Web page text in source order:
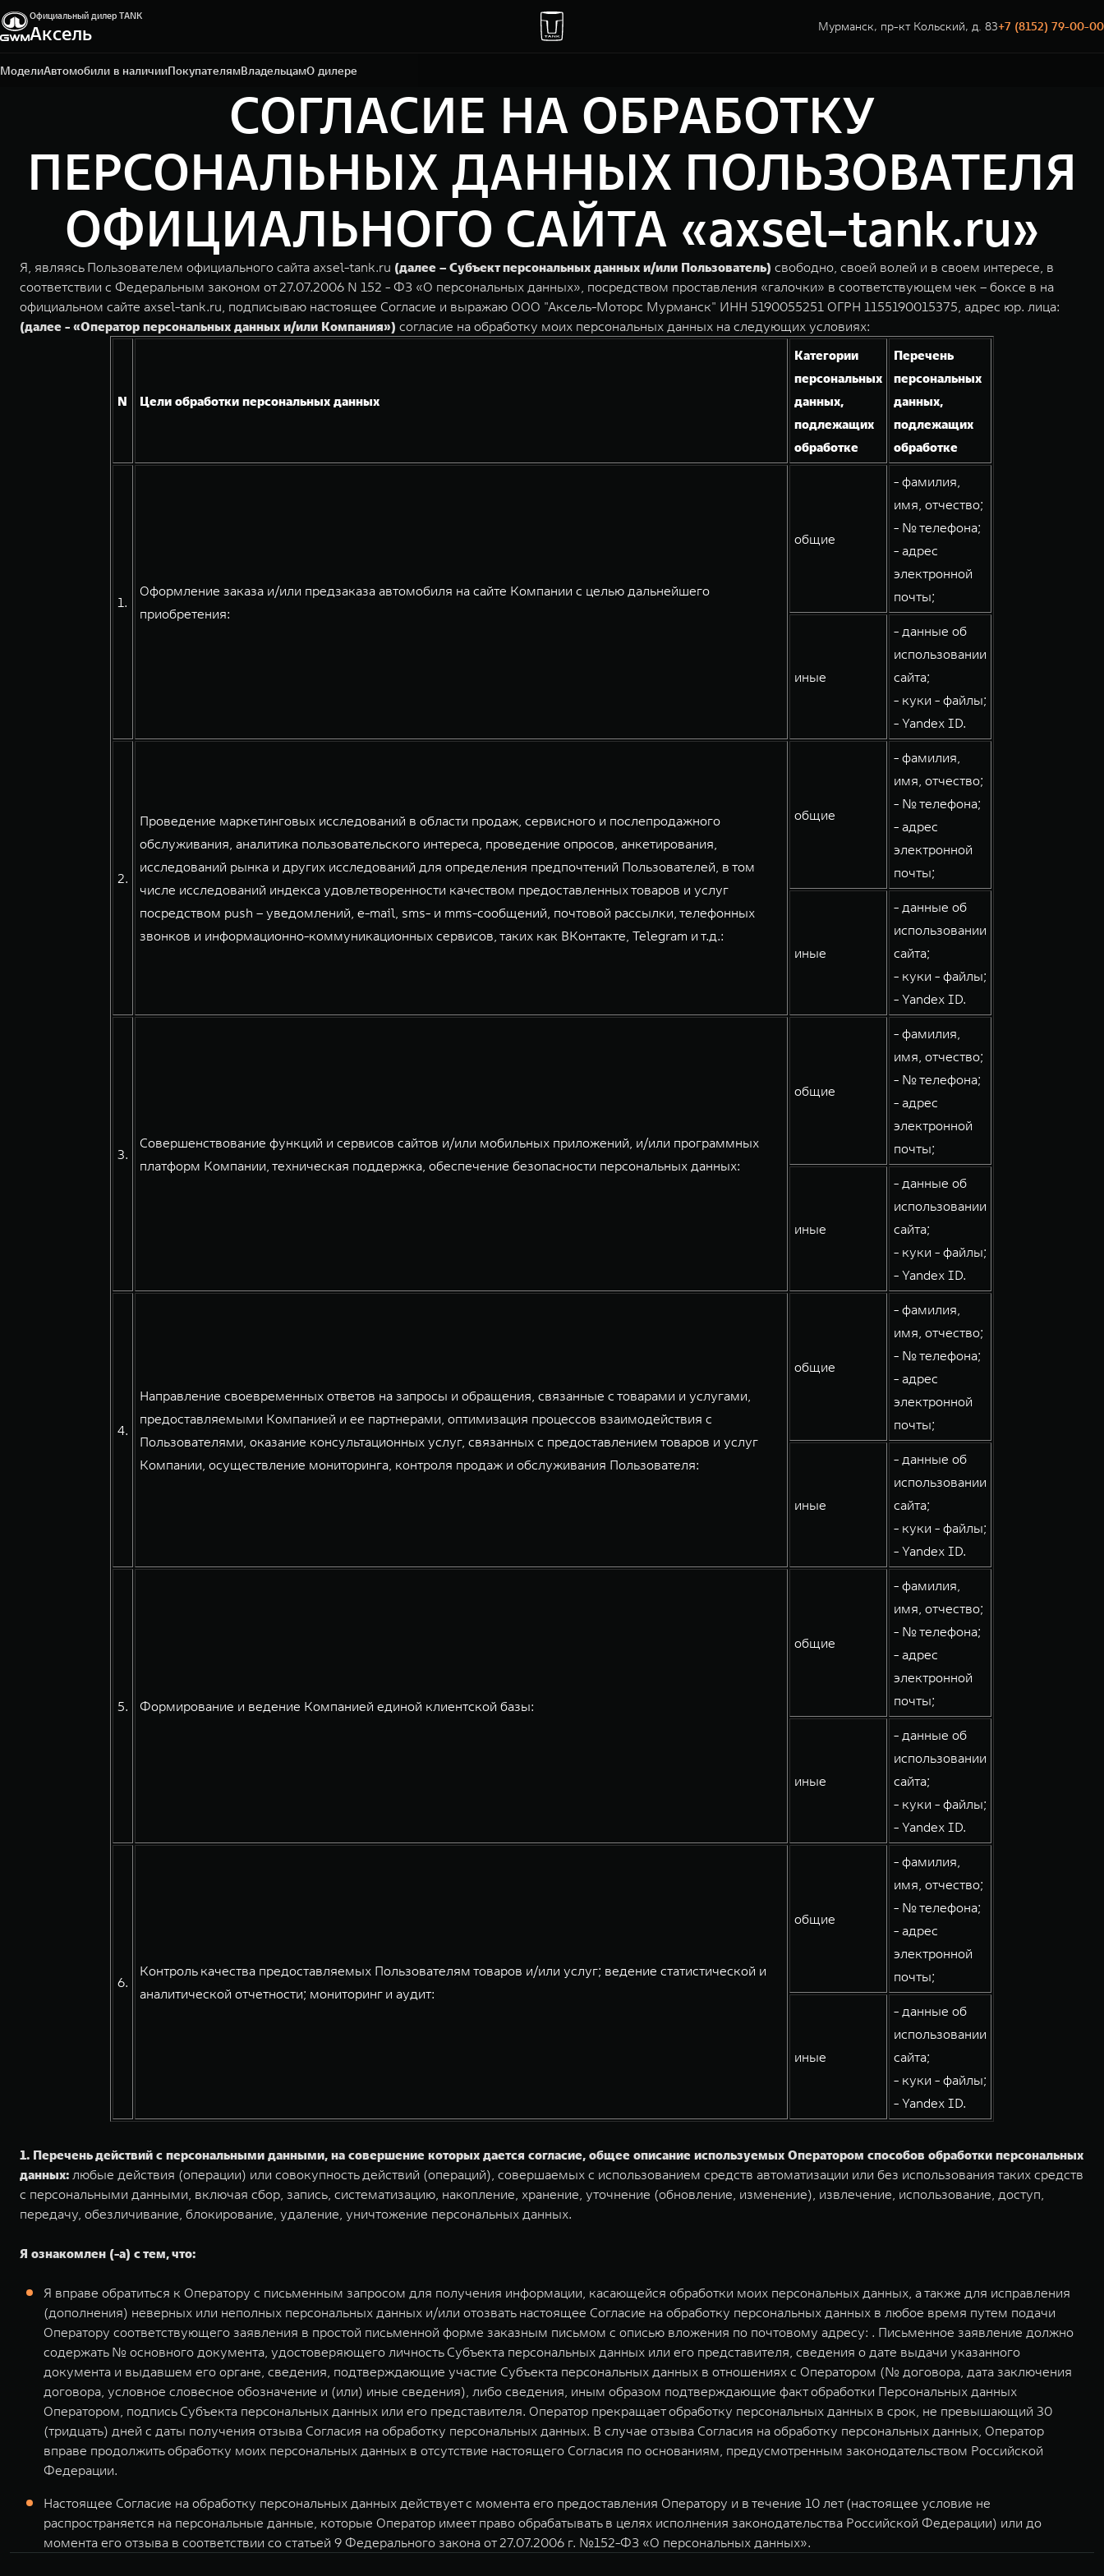
Официальный дилер TANK
Аксель Мурманск, пр-кт Кольский, д. 83+7 (8152) 79-00-00
МоделиАвтомобили в наличииПокупателямВладельцамО дилере
Мурманск, пр-кт Кольский, д. 83
+7 (8152) 79-00-00
СОГЛАСИЕ НА ОБРАБОТКУ
ПЕРСОНАЛЬНЫХ ДАННЫХ ПОЛЬЗОВАТЕЛЯ
ОФИЦИАЛЬНОГО САЙТА «axsel-tank.ru»
Я, являясь Пользователем официального сайта axsel-tank.ru (далее – Субъект персональных данных и/или Пользователь) свободно, своей волей и в своем интересе, в
соответствии с Федеральным законом от 27.07.2006 N 152 - ФЗ «О персональных данных», посредством проставления «галочки» в соответствующем чек – боксе в на
официальном сайте axsel-tank.ru, подписываю настоящее Согласие и выражаю ООО "Аксель-Моторс Мурманск" ИНН 5190055251 ОГРН 1155190015375, адрес юр. лица:
(далее - «Оператор персональных данных и/или Компания») согласие на обработку моих персональных данных на следующих условиях:
N Цели обработки персональных данных
Категории
персональных
данных,
подлежащих
обработке
Перечень
персональных
данных,
подлежащих
обработке
1.
Оформление заказа и/или предзаказа автомобиля на сайте Компании с целью дальнейшего
приобретения:
общие
- фамилия,
имя, отчество;
- № телефона;
- адрес
электронной
почты;
иные
- данные об
использовании
сайта;
- куки - файлы;
- Yandex ID.
2.
Проведение маркетинговых исследований в области продаж, сервисного и послепродажного
обслуживания, аналитика пользовательского интереса, проведение опросов, анкетирования,
исследований рынка и других исследований для определения предпочтений Пользователей, в том
числе исследований индекса удовлетворенности качеством предоставленных товаров и услуг
посредством push – уведомлений, e-mail, sms- и mms-сообщений, почтовой рассылки, телефонных
звонков и информационно-коммуникационных сервисов, таких как ВКонтакте, Telegram и т.д.:
общие
- фамилия,
имя, отчество;
- № телефона;
- адрес
электронной
почты;
иные
- данные об
использовании
сайта;
- куки - файлы;
- Yandex ID.
3.
Совершенствование функций и сервисов сайтов и/или мобильных приложений, и/или программных
платформ Компании, техническая поддержка, обеспечение безопасности персональных данных:
общие
- фамилия,
имя, отчество;
- № телефона;
- адрес
электронной
почты;
иные
- данные об
использовании
сайта;
- куки - файлы;
- Yandex ID.
4.
Направление своевременных ответов на запросы и обращения, связанные с товарами и услугами,
предоставляемыми Компанией и ее партнерами, оптимизация процессов взаимодействия с
Пользователями, оказание консультационных услуг, связанных с предоставлением товаров и услуг
Компании, осуществление мониторинга, контроля продаж и обслуживания Пользователя:
общие
- фамилия,
имя, отчество;
- № телефона;
- адрес
электронной
почты;
иные
- данные об
использовании
сайта;
- куки - файлы;
- Yandex ID.
5. Формирование и ведение Компанией единой клиентской базы:
общие
- фамилия,
имя, отчество;
- № телефона;
- адрес
электронной
почты;
иные
- данные об
использовании
сайта;
- куки - файлы;
- Yandex ID.
6.
Контроль качества предоставляемых Пользователям товаров и/или услуг; ведение статистической и
аналитической отчетности; мониторинг и аудит:
общие
- фамилия,
имя, отчество;
- № телефона;
- адрес
электронной
почты;
иные
- данные об
использовании
сайта;
- куки - файлы;
- Yandex ID.
1. Перечень действий с персональными данными, на совершение которых дается согласие, общее описание используемых Оператором способов обработки персональных
данных: любые действия (операции) или совокупность действий (операций), совершаемых с использованием средств автоматизации или без использования таких средств
с персональными данными, включая сбор, запись, систематизацию, накопление, хранение, уточнение (обновление, изменение), извлечение, использование, доступ,
передачу, обезличивание, блокирование, удаление, уничтожение персональных данных.
Я ознакомлен (-а) с тем, что:
Я вправе обратиться к Оператору с письменным запросом для получения информации, касающейся обработки моих персональных данных, а также для исправления
(дополнения) неверных или неполных персональных данных и/или отозвать настоящее Согласие на обработку персональных данных в любое время путем подачи
Оператору соответствующего заявления в простой письменной форме заказным письмом с описью вложения по почтовому адресу: . Письменное заявление должно
содержать № основного документа, удостоверяющего личность Субъекта персональных данных или его представителя, сведения о дате выдачи указанного
документа и выдавшем его органе, сведения, подтверждающие участие Субъекта персональных данных в отношениях с Оператором (№ договора, дата заключения
договора, условное словесное обозначение и (или) иные сведения), либо сведения, иным образом подтверждающие факт обработки Персональных данных
Оператором, подпись Субъекта персональных данных или его представителя. Оператор прекращает обработку персональных данных в срок, не превышающий 30
(тридцать) дней с даты получения отзыва Согласия на обработку персональных данных. В случае отзыва Согласия на обработку персональных данных, Оператор
вправе продолжить обработку моих персональных данных в отсутствие настоящего Согласия по основаниям, предусмотренным законодательством Российской
Федерации.
Настоящее Согласие на обработку персональных данных действует с момента его предоставления Оператору и в течение 10 лет (настоящее условие не
распространяется на персональные данные, которые Оператор имеет право обрабатывать в целях исполнения законодательства Российской Федерации) или до
момента его отзыва в соответствии со статьей 9 Федерального закона от 27.07.2006 г. №152-ФЗ «О персональных данных».